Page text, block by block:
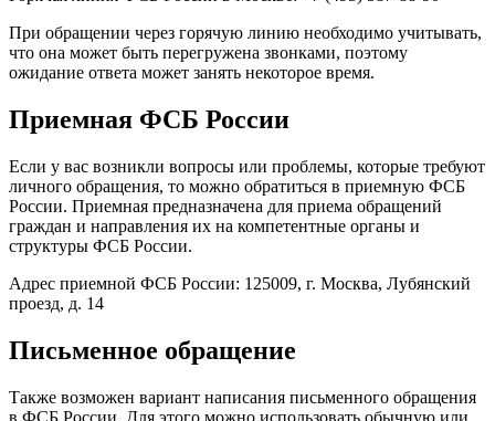
При обращении через горячую линию необходимо учитывать,
что она может быть перегружена звонками, поэтому
ожидание ответа может занять некоторое время.
Приемная ФСБ России
Если у вас возникли вопросы или проблемы, которые требуют
личного обращения, то можно обратиться в приемную ФСБ
России. Приемная предназначена для приема обращений
граждан и направления их на компетентные органы и
структуры ФСБ России.
Адрес приемной ФСБ России: 125009, г. Москва, Лубянский
проезд, д. 14
Письменное обращение
Также возможен вариант написания письменного обращения
в ФСБ России. Для этого можно использовать обычную или